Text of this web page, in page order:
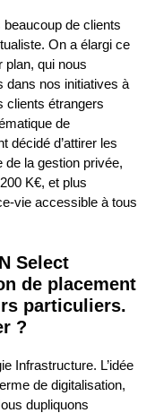
de clients
On a élargi ce
plan, qui nous
dans nos initiatives à
clients étrangers
de
décidé d’attirer les
la gestion privée,
K€, et plus
vie accessible à tous
Select
de placement
particuliers.
?
Infrastructure. L’idée
de digitalisation,
dupliquons